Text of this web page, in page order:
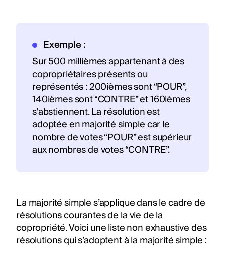
Exemple :
Sur 500 millièmes appartenant à des
copropriétaires présents ou
représentés : 200ièmes sont “POUR”,
140ièmes sont “CONTRE” et 160ièmes
s'abstiennent. La résolution est
adoptée en majorité simple car le
nombre de votes “POUR” est supérieur
aux nombres de votes “CONTRE”.
La majorité simple s’applique dans le cadre de
résolutions courantes de la vie de la
copropriété. Voici une liste non exhaustive des
résolutions qui s’adoptent à la majorité simple :